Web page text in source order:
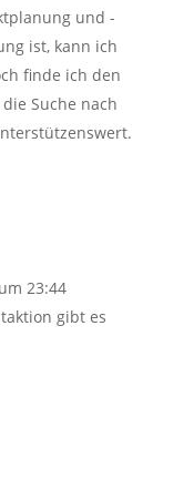
und -
ist, kann ich
finde ich den
Suche nach
23:44
gibt es